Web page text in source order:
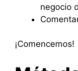
negocio
¡Comencemos!